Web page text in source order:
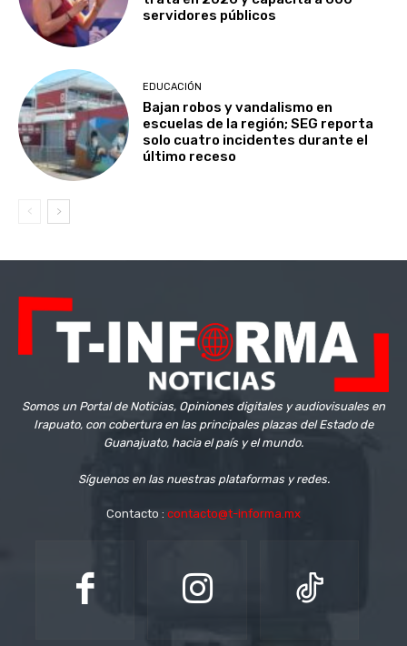
servidores públicos
EDUCACIÓN
Bajan robos y vandalismo en
escuelas de la región; SEG reporta
solo cuatro incidentes durante el
último receso
Somos un Portal de Noticias, Opiniones digitales y audiovisuales en
Irapuato, con cobertura en las principales plazas del Estado de
Guanajuato, hacia el país y el mundo.
Síguenos en las nuestras plataformas y redes.
Contacto : contacto@t-informa.mx